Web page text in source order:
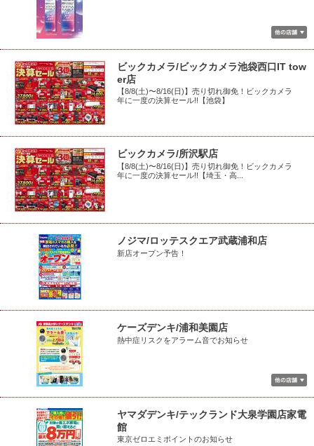
ビックカメラ/ビックカメラ池袋西口IT tow
er店
【8/8(土)〜8/16(日)】売り切れ御免！ビックカメラ
年に一度の決算セール!!【池袋】
ビックカメラ/所沢駅店
【8/8(土)〜8/16(日)】売り切れ御免！ビックカメラ
年に一度の決算セール!!【埼玉・高...
ノジマ/ロッテスクエア武蔵浦和店
新店オープン予告！
ケーズデンキ/浦和美園店
熱中症リスクをアラーム音でお知らせ
ヤマダデンキ/テックランド大泉学園店家電
館
東京ゼロエミポイントのお知らせ